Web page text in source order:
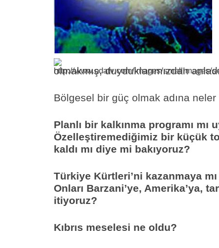
olmakmış, duyduklarımızdan
Bölgesel bir güç olmak adına
Planlı bir kalkınma programı mı
Özelleştiremediğimiz bir küçük
kaldı mı diye mi bakıyoruz?
Türkiye Kürtleri’ni kazanmaya mı
Onları Barzani’ye, Amerika’ya,
itiyoruz?
Kıbrıs meselesi ne oldu?